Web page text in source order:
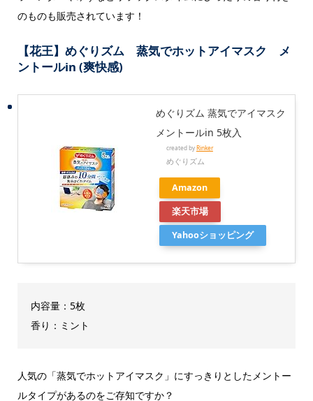
のものも販売されています！
【花王】めぐりズム 蒸気でホットアイマスク メ
ントールin (爽快感)
めぐりズム 蒸気でアイマスク
メントールin 5枚入
created by Rinker
めぐりズム
Amazon
楽天市場
Yahooショッピング
内容量：5枚
香り：ミント
人気の「蒸気でホットアイマスク」にすっきりとしたメントー
ルタイプがあるのをご存知ですか？